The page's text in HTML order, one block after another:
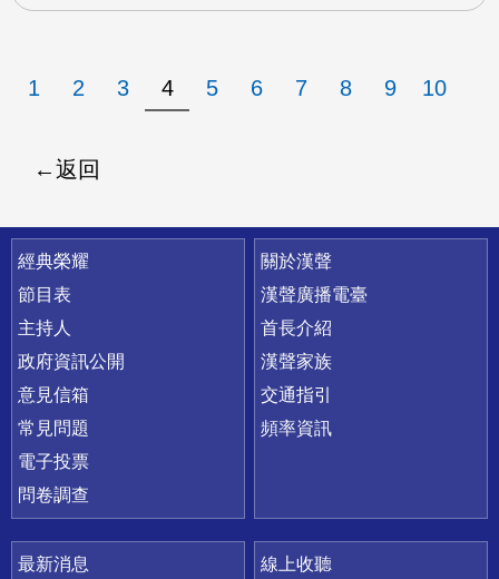
1 2 3 4 5 6 7 8 9 10
返回
快速連結
經典榮耀
節目表
主持人
政府資訊公開
意見信箱
常見問題
電子投票
問卷調查
關於漢聲
漢聲廣播電臺
首長介紹
漢聲家族
交通指引
頻率資訊
最新消息
線上收聽